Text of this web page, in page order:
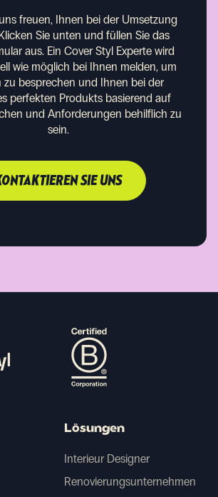
freuen, Ihnen bei der Umsetzung
Klicken Sie unten und füllen Sie das
aus. Ein Cover Styl Experte wird
wie möglich bei Ihnen melden, um
zu besprechen und Ihnen bei der
perfekten Produkts basierend auf
und Anforderungen behilflich zu
sein.
SIE UNS
Lösungen
Interieur Designer
Renovierungsunternehmen